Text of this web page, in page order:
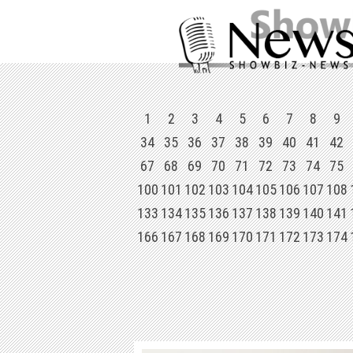
1 2 3 4 5 6 7 8 9
34 35 36 37 38 39 40 41 42
67 68 69 70 71 72 73 74 75
100101102103104105106107108
133134135136137138139140141
166167168169170171172173174